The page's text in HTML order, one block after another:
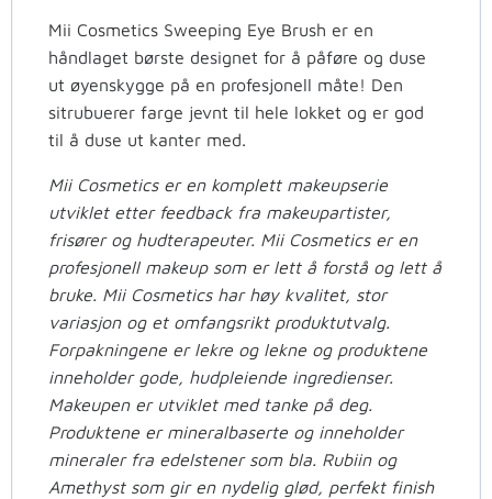
Mii Cosmetics Sweeping Eye Brush er en
håndlaget børste designet for å påføre og duse
ut øyenskygge på en profesjonell måte! Den
sitrubuerer farge jevnt til hele lokket og er god
til å duse ut kanter med.
Mii Cosmetics er en komplett makeupserie
utviklet etter feedback fra makeupartister,
frisører og hudterapeuter. Mii Cosmetics er en
profesjonell makeup som er lett å forstå og lett å
bruke. Mii Cosmetics har høy kvalitet, stor
variasjon og et omfangsrikt produktutvalg.
Forpakningene er lekre og lekne og produktene
inneholder gode, hudpleiende ingredienser.
Makeupen er utviklet med tanke på deg.
Produktene er mineralbaserte og inneholder
mineraler fra edelstener som bla. Rubiin og
Amethyst som gir en nydelig glød, perfekt finish